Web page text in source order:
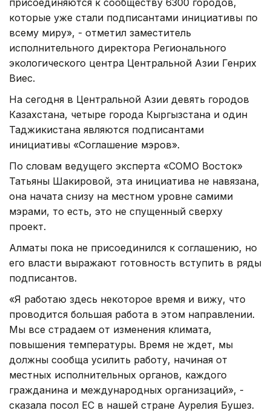
которые уже стали подписантами инициативы по
всему миру», - отметил заместитель
исполнительного директора Регионального
экологического центра Центральной Азии Генрих
Виес.
На сегодня в Центральной Азии девять городов
Казахстана, четыре города Кыргызстана и один
Таджикистана являются подписантами
инициативы «Соглашение мэров».
По словам ведущего эксперта «СОМО Восток»
Татьяны Шакировой, эта инициатива не навязана,
она начата снизу на местном уровне самими
мэрами, то есть, это не спущенный сверху
проект.
Алматы пока не присоединился к соглашению, но
его власти выражают готовность вступить в ряды
подписантов.
«Я работаю здесь некоторое время и вижу, что
проводится большая работа в этом направлении.
Мы все страдаем от изменения климата,
повышения температуры. Время не ждет, мы
должны сообща усилить работу, начиная от
местных исполнительных органов, каждого
гражданина и международных организаций», -
сказала посол ЕС в нашей стране Аурелия Бушез.